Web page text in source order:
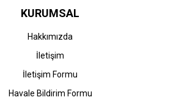
KURUMSAL
Hakkımızda
İletişim
İletişim Formu
Havale Bildirim Formu